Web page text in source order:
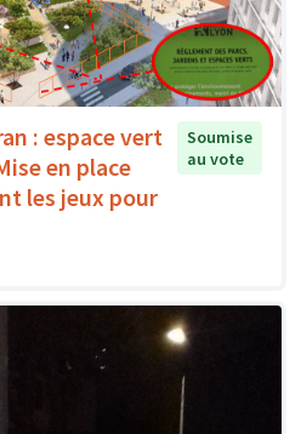
: espace vert
en place
les jeux pour
Soumise
au vote